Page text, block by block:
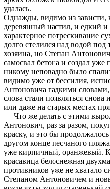
удалась.
Однажды, видимо из зависти,
деревянный настил, и едкий
характерное потрескивание
долго стелился над водой
хозяина, но Степан
самосвал бетона и создал
никому неповадно было
видимо уже от бессилия,
Антоновича гадкими
слова стали появляться
или даже на старых местах
— Что же делать с этими
Антонович, раз за разом,
краску, и это бы
другом конце песчаного
уже кирпичный, оранжевый.
красавица белоснежная
противников уже не хватало
Степаном Антоновичем и